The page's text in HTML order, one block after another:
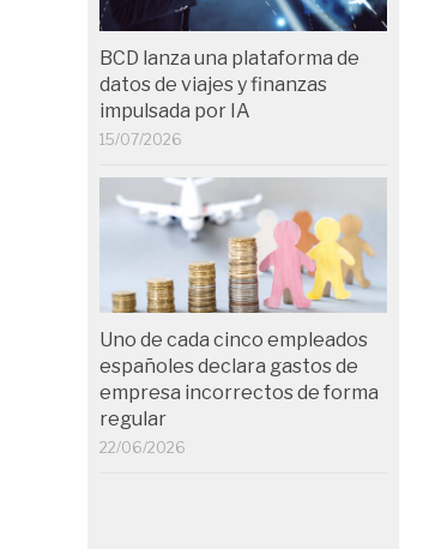
BCD lanza una plataforma de
datos de viajes y finanzas
impulsada por IA
15/07/2026
Uno de cada cinco empleados
españoles declara gastos de
empresa incorrectos de forma
regular
22/06/2026